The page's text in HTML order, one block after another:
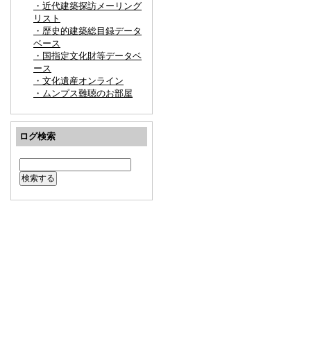
・近代建築探訪メーリング
リスト
・歴史的建築総目録データ
ベース
・国指定文化財等データベ
ース
・文化遺産オンライン
・ムンプス難聴のお部屋
ログ検索